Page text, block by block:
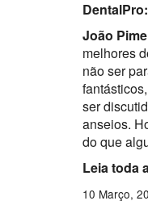
João
melhores
não ser
ser
anseios.
do que
Leia toda
10 Março,